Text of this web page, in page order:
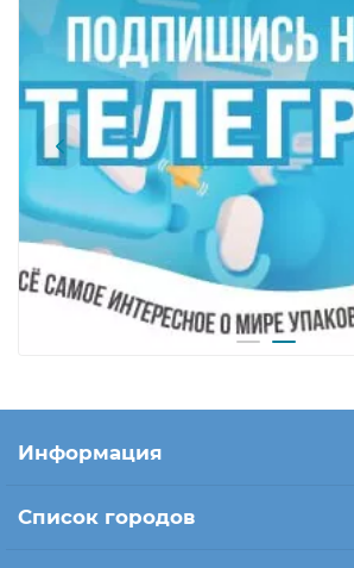
Информация
Список городов